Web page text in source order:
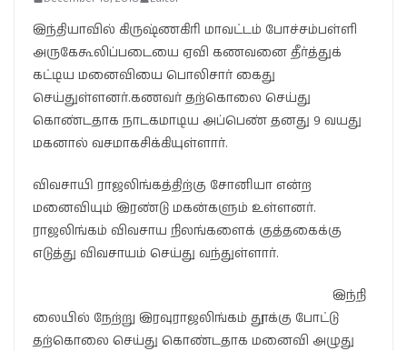
இந்தியாவில் கிருஷ்ணகிரி மாவட்டம் போச்சம்பள்ளி
அருகேகூலிப்படையை ஏவி கணவனை தீர்த்துக்
கட்டிய மனைவியை பொலிசார் கைது
செய்துள்ளனர்.கணவர் தற்கொலை செய்து
கொண்டதாக நாடகமாடிய அப்பெண் தனது 9 வயது
மகனால் வசமாகசிக்கியுள்ளார்.
விவசாயி ராஜலிங்கத்திற்கு சோனியா என்ற
மனைவியும் இரண்டு மகன்களும் உள்ளனர்.
ராஜலிங்கம் விவசாய நிலங்களைக் குத்தகைக்கு
எடுத்து விவசாயம் செய்து வந்துள்ளார்.
இந்நி
லையில் நேற்று இரவுராஜலிங்கம் தூக்கு போட்டு
தற்கொலை செய்து கொண்டதாக மனைவி அழுது